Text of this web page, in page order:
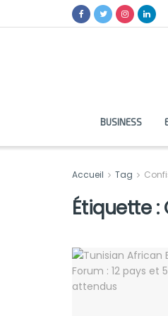
BUSINESS
Accueil Tag
Étiquette :